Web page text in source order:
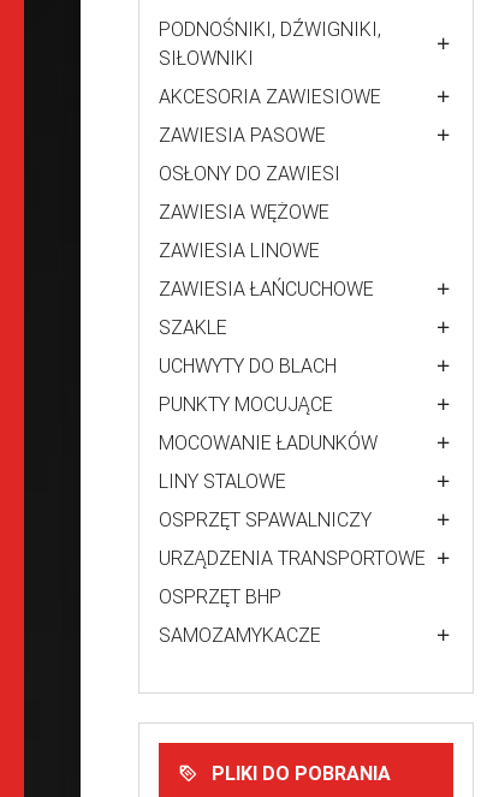
PODNOŚNIKI, DŹWIGNIKI,
SIŁOWNIKI
AKCESORIA ZAWIESIOWE
ZAWIESIA PASOWE
OSŁONY DO ZAWIESI
ZAWIESIA WĘŻOWE
ZAWIESIA LINOWE
ZAWIESIA ŁAŃCUCHOWE
SZAKLE
UCHWYTY DO BLACH
PUNKTY MOCUJĄCE
MOCOWANIE ŁADUNKÓW
LINY STALOWE
OSPRZĘT SPAWALNICZY
URZĄDZENIA TRANSPORTOWE
OSPRZĘT BHP
SAMOZAMYKACZE
PLIKI DO POBRANIA